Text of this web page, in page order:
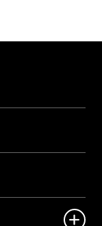
